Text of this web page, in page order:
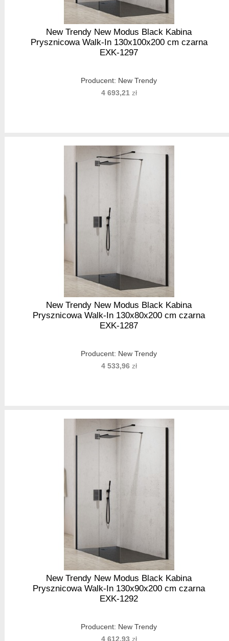
New Trendy New Modus Black Kabina
Prysznicowa Walk-In 130x100x200 cm czarna
EXK-1297
Producent: New Trendy
4 693,21zł
New Trendy New Modus Black Kabina
Prysznicowa Walk-In 130x80x200 cm czarna
EXK-1287
Producent: New Trendy
4 533,96zł
New Trendy New Modus Black Kabina
Prysznicowa Walk-In 130x90x200 cm czarna
EXK-1292
Producent: New Trendy
4 612,93zł